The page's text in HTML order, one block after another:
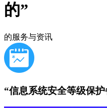
的”
的服务与资讯
“信息系统安全等级保